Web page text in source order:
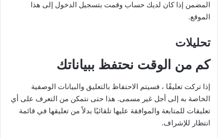
المضمن إذا كان لديك حساب وقمت بتسجيل الدخول إلى هذا
الموقع.
تحليلات
كم من الوقت نحتفظ ببياناتك
إذا تركت تعليقًا ، فسيتم الاحتفاظ بالتعليق والبيانات الوصفية
الخاصة به إلى أجل غير مسمى. هذا حتى نتمكن من التعرف على أي
تعليقات للمتابعة والموافقة عليها تلقائيًا بدلاً من تعليقها في قائمة
انتظار للإشراف.